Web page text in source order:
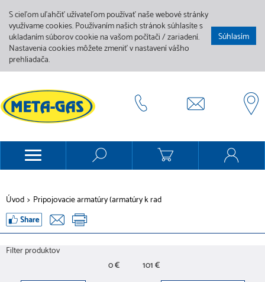
S cieľom uľahčiť užívateľom používať naše webové stránky
využívame cookies. Používaním našich stránok súhlasíte s
ukladaním súborov cookie na vašom počítači / zariadení.
Nastavenia cookies môžete zmeniť v nastavení vášho
prehliadača.
Súhlasím
Úvod > Pripojovacie armatúry (armatúry k rad
Filter produktov
0 €
101 €